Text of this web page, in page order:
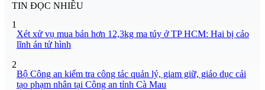
TIN ĐỌC NHIỀU
1
Xét xử vụ mua bán hơn 12,3kg ma túy ở TP HCM: Hai bị cáo
lĩnh án tử hình
2
Bộ Công an kiểm tra công tác quản lý, giam giữ, giáo dục cải
tạo phạm nhân tại Công an tỉnh Cà Mau